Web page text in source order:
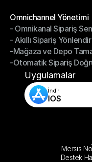
Omnichannel Yönetimi
Omnichannel Yönetimi
- Omnikanal Sipariş
- Omnikanal Sipariş
- Akıllı Sipariş
- Akıllı Sipariş
-Mağaza ve Depo
-Mağaza ve Depo
-Otomatik Sipariş
-Otomatik Sipariş
Uygulamalar
İndir
IOS
Mersis
Destek